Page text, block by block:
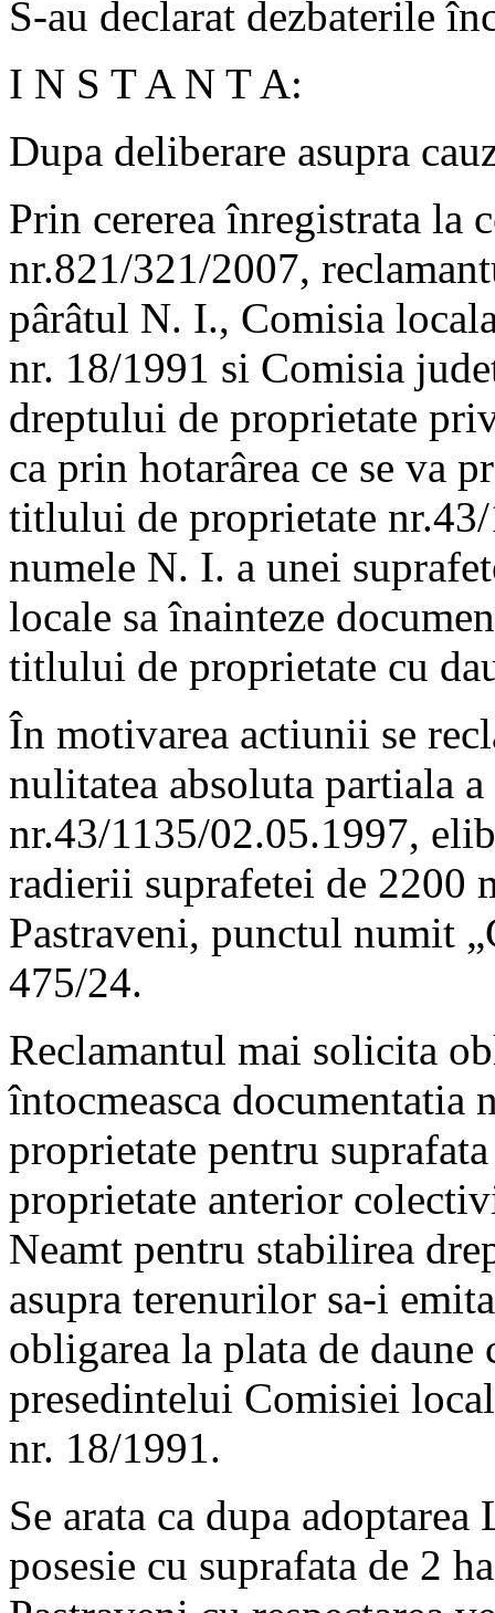
S-au declarat dezbaterile
I N S T A N T A:
Dupa deliberare asupra
Prin cererea înregistrata la
nr.821/321/2007,
pârâtul N. I., Comisia
nr. 18/1991 si Comisia
dreptului de proprietate
ca prin hotarârea ce se va
titlului de proprietate
numele N. I. a unei
locale sa înainteze
titlului de proprietate cu
În motivarea actiunii se
nulitatea absoluta partiala
nr.43/1135/02.05.1997,
radierii suprafetei de 2200
Pastraveni, punctul numit
475/24.
Reclamantul mai solicita
întocmeasca documentatia
proprietate pentru
proprietate anterior
Neamt pentru stabilirea
asupra terenurilor sa-i
obligarea la plata de
presedintelui Comisiei
nr. 18/1991.
Se arata ca dupa
posesie cu suprafata de 2